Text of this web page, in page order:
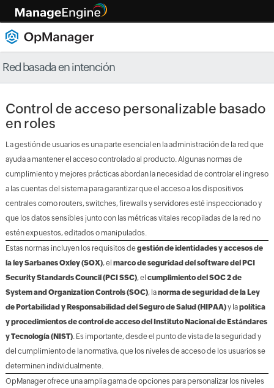
Red basada en intención
Control de acceso personalizable basado
en roles
La gestión de usuarios es una parte esencial en la administración de la red que
ayuda a mantener el acceso controlado al producto. Algunas normas de
cumplimiento y mejores prácticas abordan la necesidad de controlar el ingreso
a las cuentas del sistema para garantizar que el acceso a los dispositivos
centrales como routers, switches, firewalls y servidores esté inspeccionado y
que los datos sensibles junto con las métricas vitales recopiladas de la red no
estén expuestos, editados o manipulados.
Estas normas incluyen los requisitos degestión de identidades y accesos de
la ley Sarbanes Oxley (SOX), el marco de seguridad del software del PCI
Security Standards Council (PCI SSC), el cumplimiento del SOC 2 de
System and Organization Controls (SOC), lanorma de seguridad de la Ley
de Portabilidad y Responsabilidad del Seguro de Salud (HIPAA)y lapolítica
y procedimientos de control de acceso del Instituto Nacional de Estándares
y Tecnología (NIST). Es importante, desde el punto de vista de la seguridad y
del cumplimiento de la normativa, que los niveles de acceso de los usuarios se
determinen individualmente.
OpManager ofrece una amplia gama de opciones para personalizar los niveles